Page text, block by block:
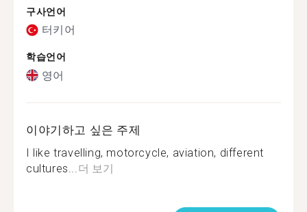
구사언어
터키어
학습언어
영어
이야기하고 싶은 주제
I like travelling, motorcycle, aviation, different
cultures... 더 보기